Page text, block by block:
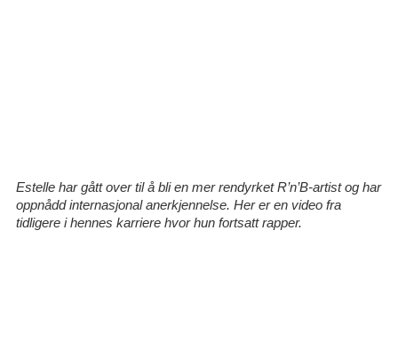
Estelle har gått over til å bli en mer rendyrket R’n’B-artist og har
oppnådd internasjonal anerkjennelse. Her er en video fra
tidligere i hennes karriere hvor hun fortsatt rapper.